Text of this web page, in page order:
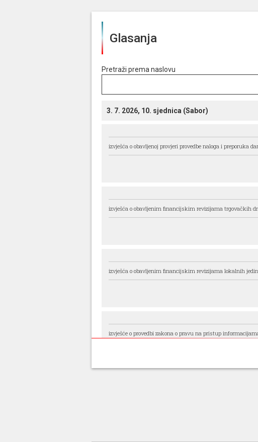
Glasanja
Pretraži prema naslovu
3. 7. 2026, 10. sjednica (Sabor)
izvješća o obavljenoj provjeri provedbe naloga i
izvješća o obavljenim financijskim revizijama trgovačkih
izvješća o obavljenim financijskim revizijama lokalnih
izvješće o provedbi zakona o pravu na pristup